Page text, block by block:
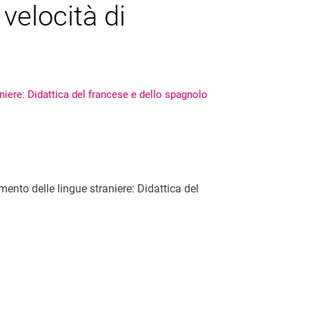
di
Didattica del francese e dello spagnolo
delle lingue straniere: Didattica del
link, opens in a new window)
(external link, opens in a new window)